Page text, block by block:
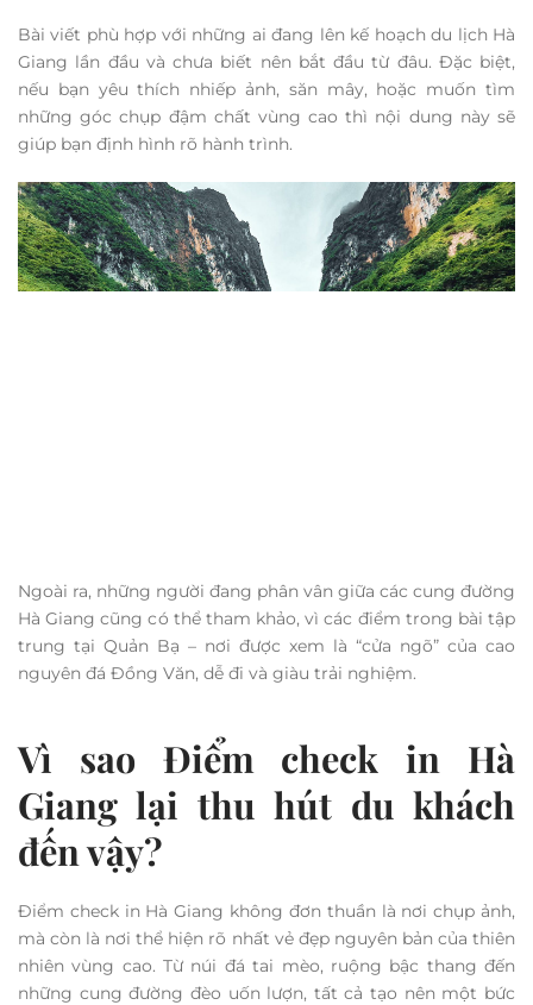
Bài viết phù hợp với những ai đang lên kế hoạch du lịch Hà
Giang lần đầu và chưa biết nên bắt đầu từ đâu. Đặc biệt,
nếu bạn yêu thích nhiếp ảnh, săn mây, hoặc muốn tìm
những góc chụp đậm chất vùng cao thì nội dung này sẽ
giúp bạn định hình rõ hành trình.
Ngoài ra, những người đang phân vân giữa các cung đường
Hà Giang cũng có thể tham khảo, vì các điểm trong bài tập
trung tại Quản Bạ – nơi được xem là “cửa ngõ” của cao
nguyên đá Đồng Văn, dễ đi và giàu trải nghiệm.
Vì sao Điểm check in Hà
Giang lại thu hút du khách
đến vậy?
Điểm check in Hà Giang không đơn thuần là nơi chụp ảnh,
mà còn là nơi thể hiện rõ nhất vẻ đẹp nguyên bản của thiên
nhiên vùng cao. Từ núi đá tai mèo, ruộng bậc thang đến
những cung đường đèo uốn lượn, tất cả tạo nên một bức